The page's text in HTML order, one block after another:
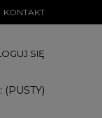
KONTAKT
SIĘ
(PUSTY)